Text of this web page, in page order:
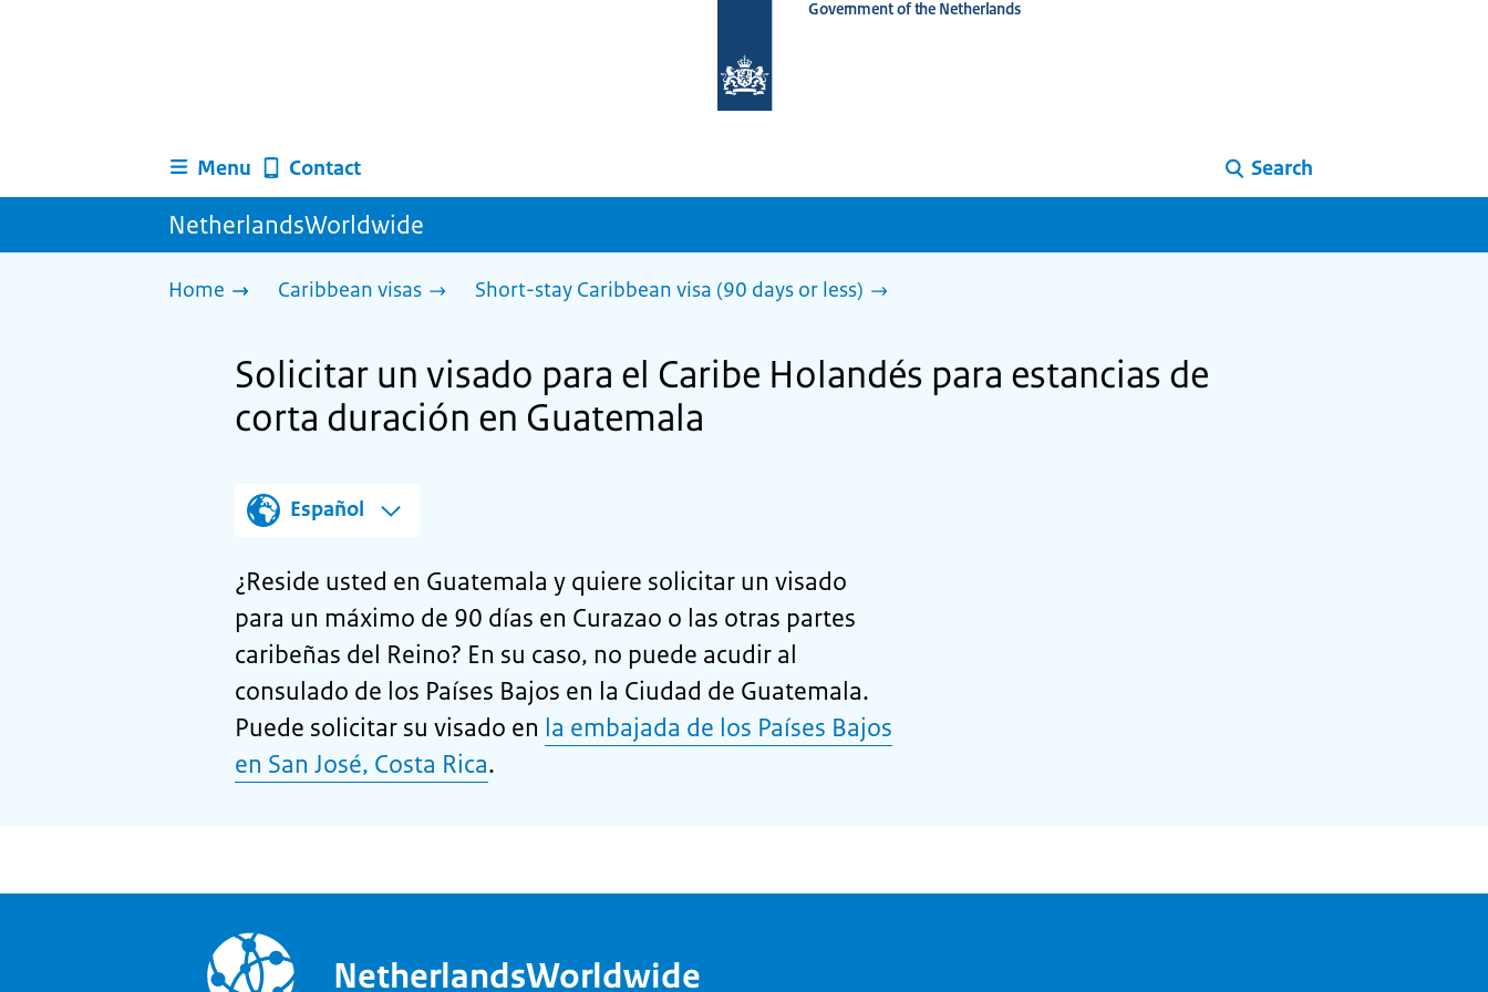
homepage
Government of the Netherlands
Menu Contact Search
NetherlandsWorldwide
Home Caribbean visas Short-stay Caribbean visa (90 days or less)
Solicitar un visado para el Caribe Holandés para estancias de
corta duración en Guatemala
Español
¿Reside usted en Guatemala y quiere solicitar un visado
para un máximo de 90 días en Curazao o las otras partes
caribeñas del Reino? En su caso, no puede acudir al
consulado de los Países Bajos en la Ciudad de Guatemala.
Puede solicitar su visado en la embajada de los Países Bajos
en San José, Costa Rica.
NetherlandsWorldwide